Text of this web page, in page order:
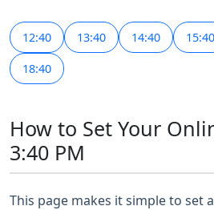
12:40 13:40 14:40 15:40
18:40
How to Set Your
3:40 PM
This page makes it simple to set